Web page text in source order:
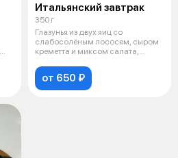
Итальянский завтрак
350 г
Глазунья из двух яиц со
слабосолёным лососем, сыром
креметта и миксом салата,
от 650 ₽